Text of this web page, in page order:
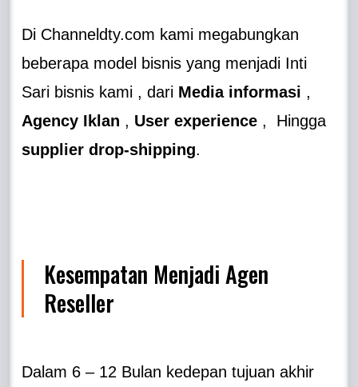
Di Channeldty.com kami megabungkan
beberapa model bisnis yang menjadi Inti
Sari bisnis kami , dari Media informasi ,
Agency Iklan , User experience , Hingga
supplier drop-shipping.
Kesempatan Menjadi Agen
Reseller
Dalam 6 – 12 Bulan kedepan tujuan akhir